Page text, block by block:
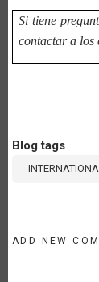
Si tiene
contactar a los
Blog tags
ADD NEW